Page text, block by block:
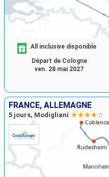
All inclusive disponible
Départ de Cologne
ven. 28 mai 2027
FRANCE, ALLEMAGNE
5 jours, Modigliani